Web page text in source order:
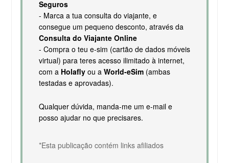
Seguros
- Marca a tua consulta do viajante, e
consegue um pequeno desconto, através da
Consulta do Viajante Online
- Compra o teu e-sim (cartão de dados móveis
virtual) para teres acesso ilimitado à internet,
com a Holaflyou a World-eSim(ambas
testadas e aprovadas).
Qualquer dúvida, manda-me um e-mail e
posso ajudar no que precisares.
*Esta publicação contém links afiliados